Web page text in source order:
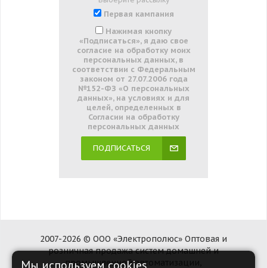
Первая кампания
Нажимая кнопку
«Подписаться», я даю свое
согласие на обработку моих
персональных данных, в
соответствии с Федеральным
законом от 27.07.2006 года
№152-ФЗ «О персональных
данных», на условиях и для
целей, определенных в
Согласии на обработку
персональных данных
ПОДПИСАТЬСЯ
2007-2026 © ООО «Электрополюс» Оптовая и
розничная продажа систем домашней и
промышленной автоматизации,